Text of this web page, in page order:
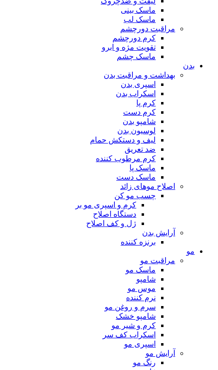
ماسک بینی
ماسک لب
مراقبت دورچشم
کرم دورچشم
تقویت مژه و ابرو
ماسک چشم
بدن
بهداشت و مراقبت بدن
اسپری بدن
اسکراب بدن
کرم پا
کرم دست
شامپو بدن
لوسیون بدن
لیف و دستکش حمام
ضد تعریق
کرم مرطوب کننده
ماسک پا
ماسک دست
اصلاح موهای زائد
چسب مو کن
کرم و اسپری مو بر
دستگاه اصلاح
ژل و کف اصلاح
آرایش بدن
برنزه کننده
مو
مراقبت مو
ماسک مو
شامپو
موس مو
نرم کننده
سرم و روغن مو
شامپو خشک
کرم و شیر مو
اسکراب کف سر
اسپری مو
آرایش مو
رنگ مو